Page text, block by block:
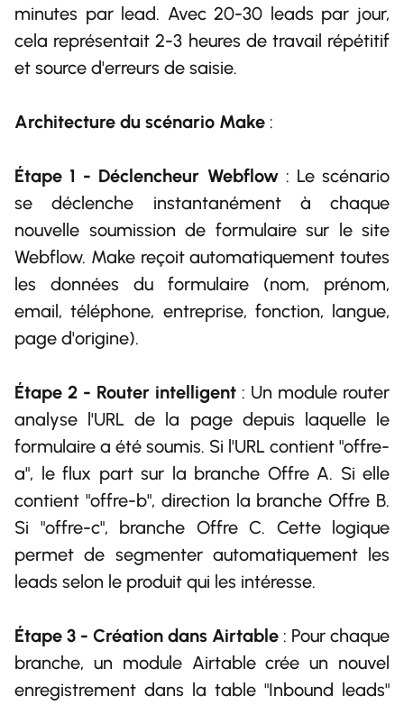
minutes par lead. Avec 20-30 leads par jour,
cela représentait 2-3 heures de travail répétitif
et source d'erreurs de saisie.
Architecture du scénario Make :
Étape 1 - Déclencheur Webflow: Le scénario
se déclenche instantanément à chaque
nouvelle soumission de formulaire sur le site
Webflow. Make reçoit automatiquement toutes
les données du formulaire (nom, prénom,
email, téléphone, entreprise, fonction, langue,
page d'origine).
Étape 2 - Router intelligent : Un module router
analyse l'URL de la page depuis laquelle le
formulaire a été soumis. Si l'URL contient "offre-
a", le flux part sur la branche Offre A. Si elle
contient "offre-b", direction la branche Offre B.
Si "offre-c", branche Offre C. Cette logique
permet de segmenter automatiquement les
leads selon le produit qui les intéresse.
Étape 3 - Création dans Airtable : Pour chaque
branche, un module Airtable crée un nouvel
enregistrement dans la table "Inbound leads"